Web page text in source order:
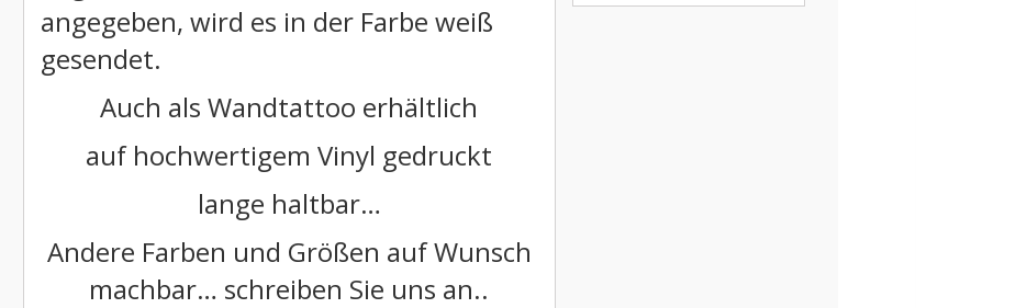
angegeben, wird es in der Farbe weiß
gesendet.
Auch als Wandtattoo erhältlich
auf hochwertigem Vinyl gedruckt
lange haltbar…
Andere Farben und Größen auf Wunsch
machbar… schreiben Sie uns an..